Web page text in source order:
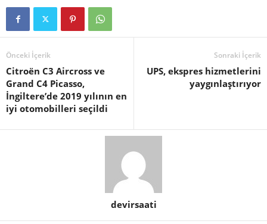
Önceki İçerik
Citroën C3 Aircross ve
Grand C4 Picasso,
İngiltere’de 2019 yılının en
iyi otomobilleri seçildi
Sonraki İçerik
UPS, ekspres hizmetlerini
yaygınlaştırıyor
devirsaati